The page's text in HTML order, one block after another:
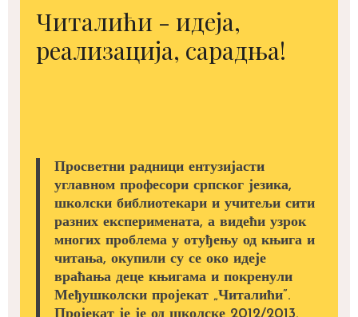
Читалићи - идеја,
реализација, сарадња!
Просветни радници ентузијасти
углавном професори српског језика,
школски библиотекари и учитељи сити
разних експеримената, а видећи узрок
многих проблема у отуђењу од књига и
читања, окупили су се око идеје
враћања деце књигама и покренули
Међушколски пројекат „Читалићи”.
Пројекат је је од школске 2012/2013.